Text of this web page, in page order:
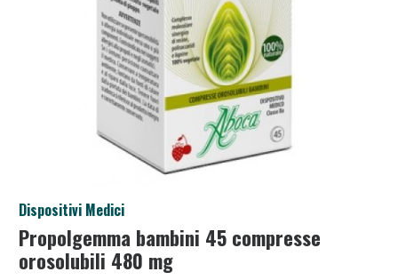
Dispositivi Medici
Propolgemma bambini 45 compresse
orosolubili 480 mg
Salini e Multivitaminici: oggi Sconto extra fino al